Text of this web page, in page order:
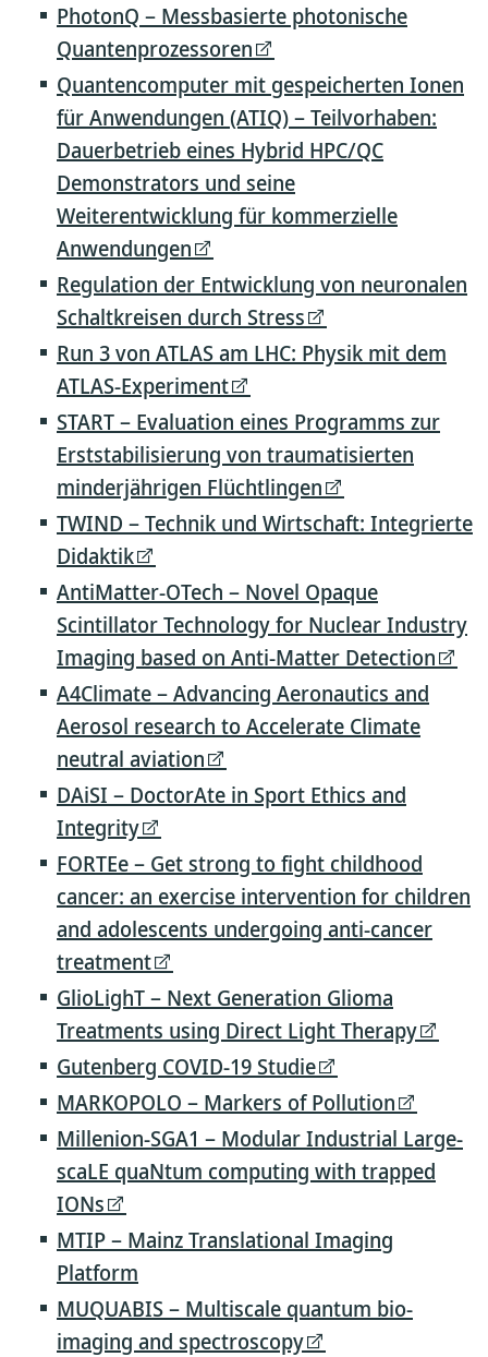
PhotonQ – Messbasierte photonische
Quantenprozessoren
Quantencomputer mit gespeicherten Ionen
für Anwendungen (ATIQ) – Teilvorhaben:
Dauerbetrieb eines Hybrid HPC/QC
Demonstrators und seine
Weiterentwicklung für kommerzielle
Anwendungen
Regulation der Entwicklung von neuronalen
Schaltkreisen durch Stress
Run 3 von ATLAS am LHC: Physik mit dem
ATLAS-Experiment
START – Evaluation eines Programms zur
Erststabilisierung von traumatisierten
minderjährigen Flüchtlingen
TWIND – Technik und Wirtschaft: Integrierte
Didaktik
AntiMatter-OTech – Novel Opaque
Scintillator Technology for Nuclear Industry
Imaging based on Anti-Matter Detection
A4Climate – Advancing Aeronautics and
Aerosol research to Accelerate Climate
neutral aviation
DAiSI – DoctorAte in Sport Ethics and
Integrity
FORTEe – Get strong to fight childhood
cancer: an exercise intervention for children
and adolescents undergoing anti-cancer
treatment
GlioLighT – Next Generation Glioma
Treatments using Direct Light Therapy
Gutenberg COVID-19 Studie
MARKOPOLO – Markers of Pollution
Millenion-SGA1 – Modular Industrial Large-
scaLE quaNtum computing with trapped
IONs
MTIP – Mainz Translational Imaging
Platform
MUQUABIS – Multiscale quantum bio-
imaging and spectroscopy